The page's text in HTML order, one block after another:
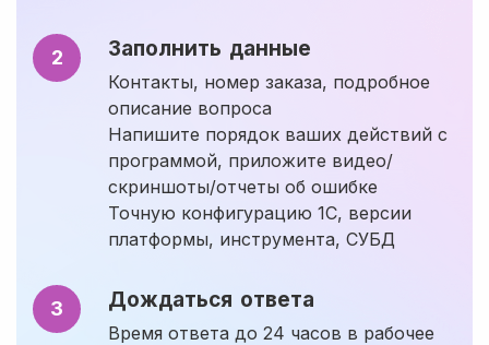
2 Заполнить данные
Контакты, номер заказа, подробное
описание вопроса
Напишите порядок ваших действий с
программой, приложите видео/
скриншоты/отчеты об ошибке
Точную конфигурацию 1С, версии
платформы, инструмента, СУБД
3 Дождаться ответа
Время ответа до 24 часов в рабочее